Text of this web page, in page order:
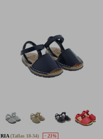
RIA(Tallas 18-34) - 21%